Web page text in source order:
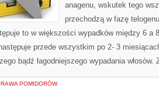
anagenu, wskutek tego
przechodzą w fazę
to w większości wypadków między 6 a
przede wszystkim po 2- 3
bądź łagodniejszego wypadania włosów.
POMIDORÓW